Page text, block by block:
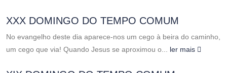
XXX DOMINGO DO TEMPO COMUM
No evangelho deste dia aparece-nos um cego à beira do caminho,
um cego que via! Quando Jesus se aproximou o... ler mais